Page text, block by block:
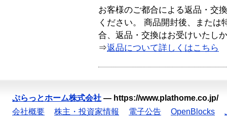
お客様のご都合による返品・交
ください。 商品開封後、または
合、返品・交換はお受けいたし
⇒返品について詳しくはこちら
ぷらっとホーム株式会社 — https://www.plathome.co.jp/
会社概要
株主・投資家情報 電子公告 OpenBlocks